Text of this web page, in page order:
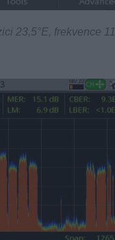
23,5°E, frekvence